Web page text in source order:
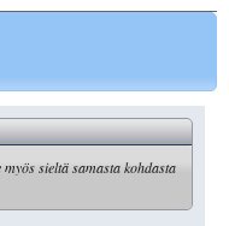
sieltä samasta kohdasta